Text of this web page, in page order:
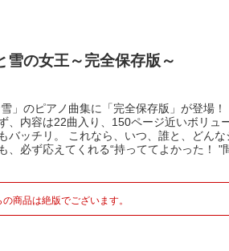
の女王～完全保存版～
」のピアノ曲集に「完全保存版」が登場
、内容は22曲入り、150ページ近いボリュ
バッチリ。 これなら、いつ、誰と、どんな
、必ず応えてくれる“持っててよかった！ "
商品は絶版でございます。